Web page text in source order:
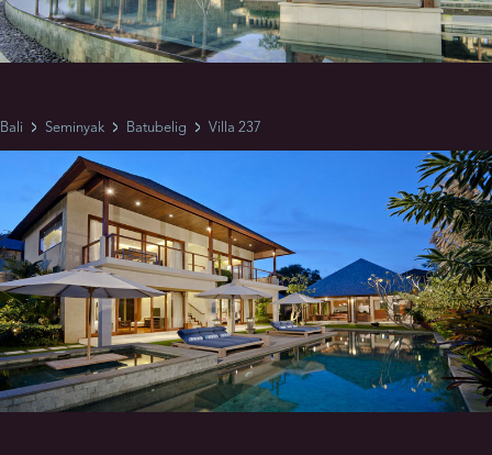
Bali Seminyak Batubelig Villa 237